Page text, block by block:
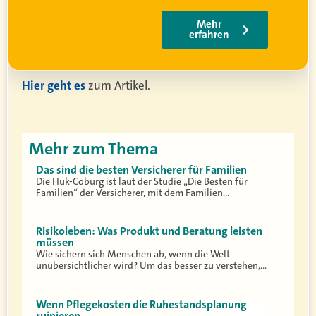
Hier geht eszum Artikel.
Mehr zum Thema
Das sind die besten Versicherer für Familien
Die Huk-Coburg ist laut der Studie „Die Besten für
Familien“ der Versicherer, mit dem Familien…
Risikoleben: Was Produkt und Beratung leisten
müssen
Wie sichern sich Menschen ab, wenn die Welt
unübersichtlicher wird? Um das besser zu verstehen,…
Wenn Pflegekosten die Ruhestandsplanung